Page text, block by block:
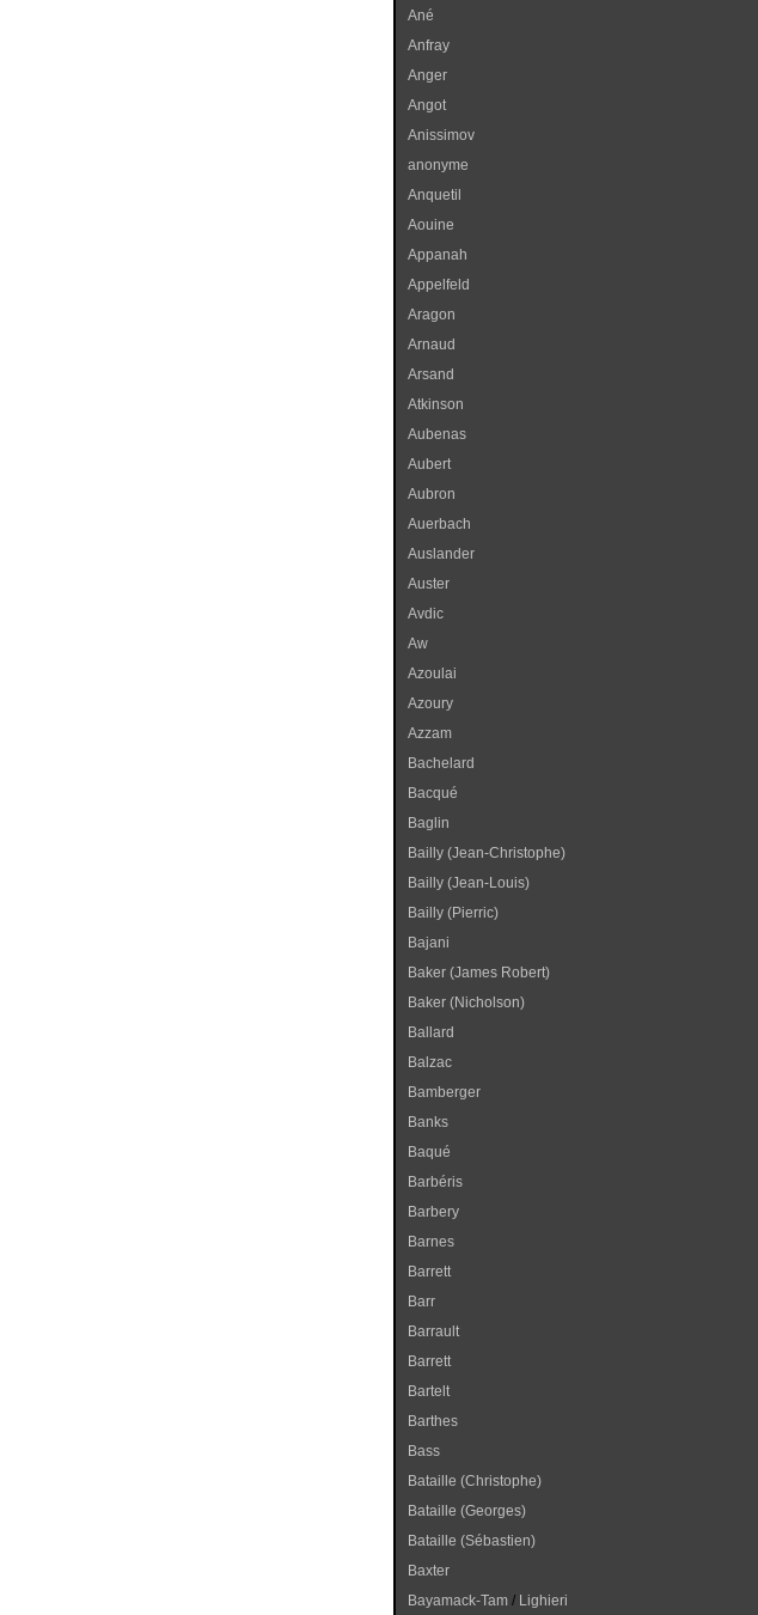
Ané
Anfray
Anger
Angot
Anissimov
anonyme
Anquetil
Aouine
Appanah
Appelfeld
Aragon
Arnaud
Arsand
Atkinson
Aubenas
Aubert
Aubron
Auerbach
Auslander
Auster
Avdic
Aw
Azoulai
Azoury
Azzam
Bachelard
Bacqué
Baglin
Bailly (Jean-Christophe)
Bailly (Jean-Louis)
Bailly (Pierric)
Bajani
Baker (James Robert)
Baker (Nicholson)
Ballard
Balzac
Bamberger
Banks
Baqué
Barbéris
Barbery
Barnes
Barrett
Barr
Barrault
Barrett
Bartelt
Barthes
Bass
Bataille (Christophe)
Bataille (Georges)
Bataille (Sébastien)
Baxter
Bayamack-Tam / Lighieri